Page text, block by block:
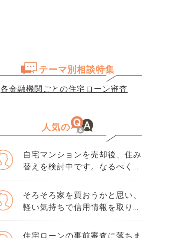
テーマ別相談特集
各金融機関ごとの住宅ローン審査
人気の
自宅マンションを売却後、住み
替えを検討中です。なるべく3
か月以内に売却をしたいのです
が、一般媒介と専任媒介で迷っ
ています。 窓口は多い方が買
主が見つかりそうだと思うので
そろそろ家を買おうかと思い、
軽い気持ちで信用情報を取り寄
せました。 そこで初めて「ク
レジットガイダンス指数」とい
住宅ローンの事前審査に落ちま